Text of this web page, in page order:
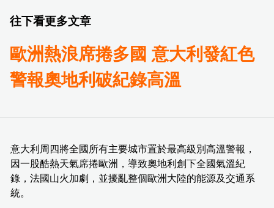
往下看更多文章
歐洲熱浪席捲多國 意大利發紅色
警報奧地利破紀錄高溫
意大利周四將全國所有主要城市置於最高級別高溫警報，
因一股酷熱天氣席捲歐洲，導致奧地利創下全國氣溫紀
錄，法國山火加劇，並擾亂整個歐洲大陸的能源及交通系
統。